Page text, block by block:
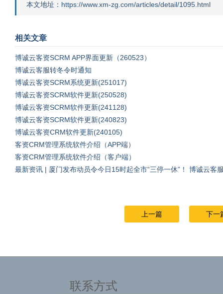
本文地址：https://www.xm-zg.com/articles/detail/1095.html
相关文章
博诚云客资SCRM APP界面更新（260523）
博诚云客服转冬令时通知
博诚云客资SCRM系统更新(251017)
博诚云客资SCRM软件更新(250528)
博诚云客资SCRM软件更新(241128)
博诚云客资SCRM软件更新(240823)
博诚云客资CRM软件更新(240105)
客资CRM管理系统软件介绍（APP端）
客资CRM管理系统软件介绍（客户端）
最新资讯 | 厦门发布动员令今日15时起全市“三停一休”！ 博诚云客
上一篇 下一
联系方式